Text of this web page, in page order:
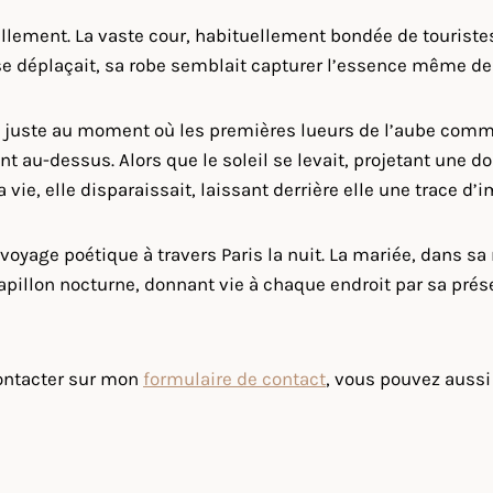
La vaste cour, habituellement bondée de
déplaçait, sa robe semblait capturer l’essence même
au moment où les premières lueurs de l’aube
au-dessus. Alors que le soleil se levait, projetant une
vie, elle disparaissait, laissant derrière elle une trace
poétique à travers Paris la nuit. La mariée, dans
nocturne, donnant vie à chaque endroit par sa
sur mon formulaire de contact, vous pouvez